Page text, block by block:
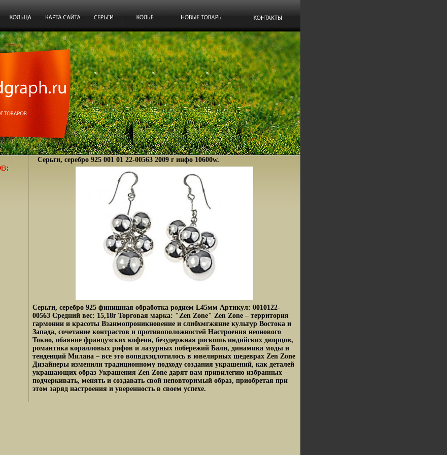
Серьги, серебро 925 001 01 22-00563 2009 г инфо 10600w.
Серьги, серебро 925 финишная обработка родием L45мм Артикул: 0010122-
00563 Средний вес: 15,18г Торговая марка: "Zen Zone" Zen Zone – территория
гармонии и красоты Взаимопроникновение и слибхмгжяние культур Востока и
Запада, сочетание контрастов и противоположностей Настроения неонового
Токио, обаяние французских кофеин, безудержная роскошь индийских дворцов,
романтика коралловых рифов и лазурных побережий Бали, динамика моды и
тенденций Милана – все это вопвдхэцлотилось в ювелирных шедеврах Zen Zone
Дизайнеры изменили традиционному подходу создания украшений, как деталей
украшающих образ Украшения Zen Zone дарят вам привилегию избранных –
подчеркивать, менять и создавать свой неповторимый образ, приобретая при
этом заряд настроения и уверенность в своем успехе.